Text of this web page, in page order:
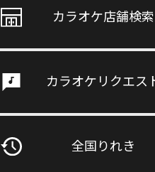
カラオケ店舗検索
カラオケリクエス
全国りれき